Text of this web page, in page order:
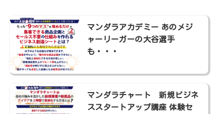
マンダラアカデミー あのメジ
ャーリーガーの大谷選手
も・・・
マンダラチャート 新規ビジネ
ススタートアップ講座 体験セ